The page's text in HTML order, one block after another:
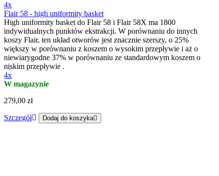
4x
Flair 58 - high uniformity basket
High uniformity basket do Flair 58 i Flair 58X ma 1800
indywidualnych punktów ekstrakcji. W porównaniu do innych
koszy Flair, ten układ otworów jest znacznie szerszy, o 25%
większy w porównaniu z koszem o wysokim przepływie i aż o
niewiarygodne 37% w porównaniu ze standardowym koszem o
niskim przepływie .
4x
W magazynie
279,00 zł
Szczegół Dodaj do koszyka